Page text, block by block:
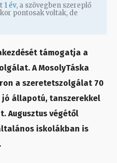
1 év, a szövegben szereplő
pontosak voltak, de
támogatja a
A MosolyTáska
a szeretetszolgálat 70
állapotú, tanszerekkel
Augusztus végétől
iskolákban is